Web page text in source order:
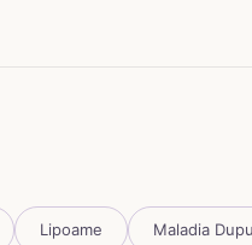
Lipoame Maladia